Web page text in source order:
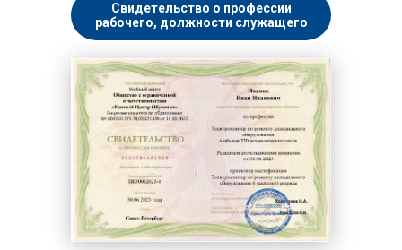
Свидетельство о профессии
рабочего, должности служащего